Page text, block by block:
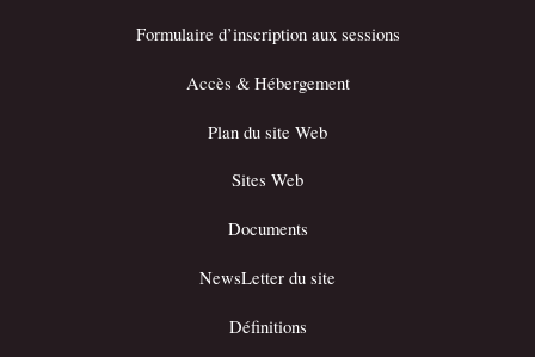
Formulaire d’inscription aux sessions
Accès & Hébergement
Plan du site Web
Sites Web
Documents
NewsLetter du site
Définitions